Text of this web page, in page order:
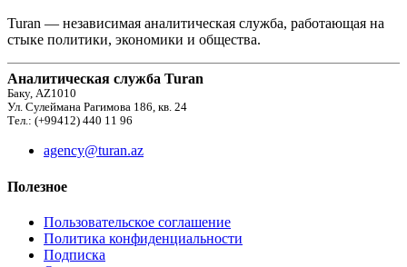
Turan — независимая аналитическая служба, работающая на
стыке политики, экономики и общества.
Аналитическая служба Turan
Баку, AZ1010
Ул. Сулеймана Рагимова 186, кв. 24
Тел.: (+99412) 440 11 96
agency@turan.az
Полезное
Пользовательское соглашение
Политика конфиденциальности
Подписка